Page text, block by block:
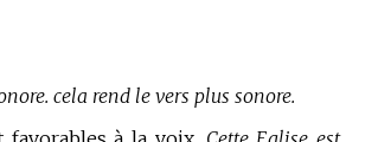
cela rend le vers plus sonore.